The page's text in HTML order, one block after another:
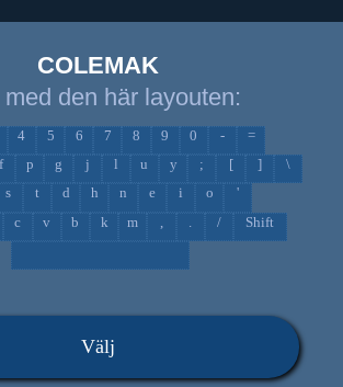
COLEMAK
med den här layouten:
4 5 6 7 8 9 0 -
=
f p g j l u y ; [ ]
\
s t d h n e i o
'
c v b k m / Shift
Välj